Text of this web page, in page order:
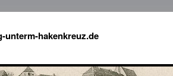
hakenkreuz.de